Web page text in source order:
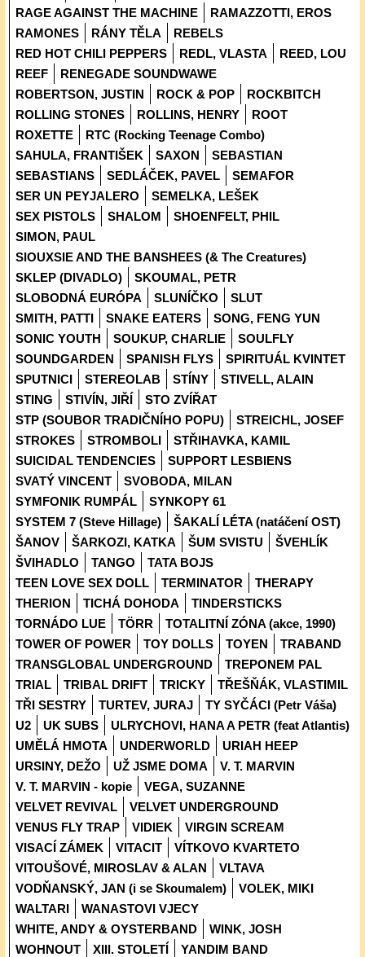
RAGE AGAINST THE MACHINE
RAMAZZOTTI, EROS
RAMONES
RÁNY TĚLA
REBELS
RED HOT CHILI PEPPERS
REDL, VLASTA
REED, LOU
REEF
RENEGADE SOUNDWAWE
ROBERTSON, JUSTIN
ROCK & POP
ROCKBITCH
ROLLING STONES
ROLLINS, HENRY
ROOT
ROXETTE
RTC (Rocking Teenage Combo)
SAHULA, FRANTIŠEK
SAXON
SEBASTIAN
SEBASTIANS
SEDLÁČEK, PAVEL
SEMAFOR
SER UN PEYJALERO
SEMELKA, LEŠEK
SEX PISTOLS
SHALOM
SHOENFELT, PHIL
SIMON, PAUL
SIOUXSIE AND THE BANSHEES (& The Creatures)
SKLEP (DIVADLO)
SKOUMAL, PETR
SLOBODNÁ EURÓPA
SLUNÍČKO
SLUT
SMITH, PATTI
SNAKE EATERS
SONG, FENG YUN
SONIC YOUTH
SOUKUP, CHARLIE
SOULFLY
SOUNDGARDEN
SPANISH FLYS
SPIRITUÁL KVINTET
SPUTNICI
STEREOLAB STÍNY
STIVELL, ALAIN
STING
STIVÍN, JIŘÍ
STO ZVÍŘAT
STP (SOUBOR TRADIČNÍHO POPU)
STREICHL, JOSEF
STROKES
STROMBOLI
STŘIHAVKA, KAMIL
SUICIDAL TENDENCIES
SUPPORT LESBIENS
SVATÝ VINCENT
SVOBODA, MILAN
SYMFONIK RUMPÁL
SYNKOPY 61
SYSTEM 7 (Steve Hillage)
ŠAKALÍ LÉTA (natáčení OST)
ŠANOV
ŠARKOZI, KATKA ŠUM SVISTU
ŠVEHLÍK
ŠVIHADLO
TANGO
TATA BOJS
TEEN LOVE SEX DOLL
TERMINATOR
THERAPY
THERION
TICHÁ DOHODA
TINDERSTICKS
TORNÁDO LUE
TÖRR
TOTALITNÍ ZÓNA (akce, 1990)
TOWER OF POWER
TOY DOLLS TOYEN
TRABAND
TRANSGLOBAL UNDERGROUND
TREPONEM PAL
TRIAL
TRIBAL DRIFT TRICKY
TŘEŠŇÁK, VLASTIMIL
TŘI SESTRY
TURTEV, JURAJ
TY SYČÁCI (Petr Váša)
U2
UK SUBS
ULRYCHOVI, HANA A PETR (feat Atlantis)
UMĚLÁ HMOTA
UNDERWORLD
URIAH HEEP
URSINY, DEŽO
UŽ JSME DOMA
V. T. MARVIN
V. T. MARVIN - kopie
VEGA, SUZANNE
VELVET REVIVAL
VELVET UNDERGROUND
VENUS FLY TRAP
VIDIEK
VIRGIN SCREAM
VISACÍ ZÁMEK
VITACIT
VÍTKOVO KVARTETO
VITOUŠOVÉ, MIROSLAV & ALAN
VLTAVA
VODŇANSKÝ, JAN (i se Skoumalem)
VOLEK, MIKI
WALTARI
WANASTOVI VJECY
WHITE, ANDY & OYSTERBAND
WINK, JOSH
WOHNOUT
XIII. STOLETÍ
YANDIM BAND